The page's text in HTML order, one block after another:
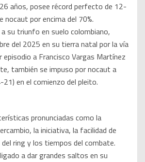
años, posee récord perfecto de 12-
nocaut por encima del 70%.
su triunfo en suelo colombiano,
del 2025 en su tierra natal por la vía
episodio a Francisco Vargas Martínez
también se impuso por nocaut a
21) en el comienzo del pleito.
pronunciadas como la
la iniciativa, la facilidad de
ring y los tiempos del combate.
a dar grandes saltos en su